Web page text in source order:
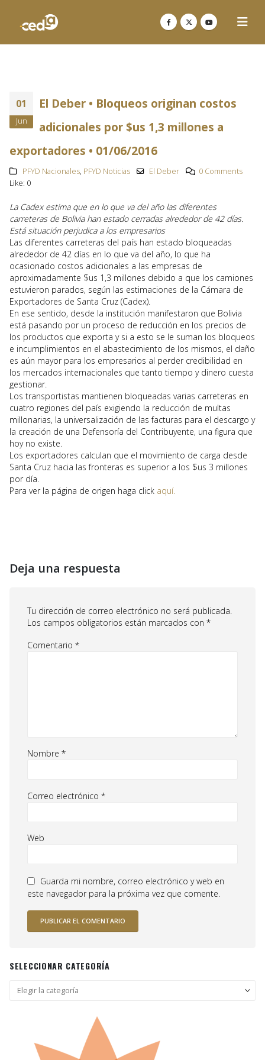
01
Jun
El Deber • Bloqueos originan costos
adicionales por $us 1,3 millones a
exportadores • 01/06/2016
PFYD Nacionales, PFYD Noticias El Deber
0 Comments
Like: 0
La Cadex estima que en lo que va del año las diferentes
carreteras de Bolivia han estado cerradas alrededor de 42 días.
Está situación perjudica a los empresarios
Las diferentes carreteras del país han estado bloqueadas
alrededor de 42 días en lo que va del año, lo que ha
ocasionado costos adicionales a las empresas de
aproximadamente $us 1,3 millones debido a que los camiones
estuvieron parados, según las estimaciones de la Cámara de
Exportadores de Santa Cruz (Cadex).
En ese sentido, desde la institución manifestaron que Bolivia
está pasando por un proceso de reducción en los precios de
los productos que exporta y si a esto se le suman los bloqueos
e incumplimientos en el abastecimiento de los mismos, el daño
es aún mayor para los empresarios al perder credibilidad en
los mercados internacionales que tanto tiempo y dinero cuesta
gestionar.
Los transportistas mantienen bloqueadas varias carreteras en
cuatro regiones del país exigiendo la reducción de multas
millonarias, la universalización de las facturas para el descargo y
la creación de una Defensoría del Contribuyente, una figura que
hoy no existe.
Los exportadores calculan que el movimiento de carga desde
Santa Cruz hacia las fronteras es superior a los $us 3 millones
por día.
Para ver la página de origen haga click aquí.
Deja una respuesta
Tu dirección de correo electrónico no será publicada.
Los campos obligatorios están marcados con *
Comentario *
Nombre *
Correo electrónico *
Web
Guarda mi nombre, correo electrónico y web en
este navegador para la próxima vez que comente.
SELECCIONAR CATEGORÍA
Seleccionar
categoría